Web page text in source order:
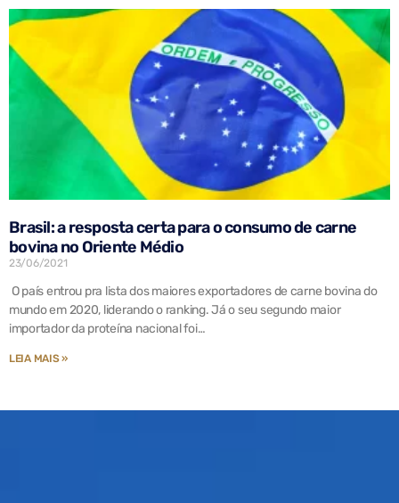
Brasil: a resposta certa para o consumo de carne
bovina no Oriente Médio
23/06/2021
O país entrou pra lista dos maiores exportadores de carne bovina do
mundo em 2020, liderando o ranking. Já o seu segundo maior
importador da proteína nacional foi…
LEIA MAIS »